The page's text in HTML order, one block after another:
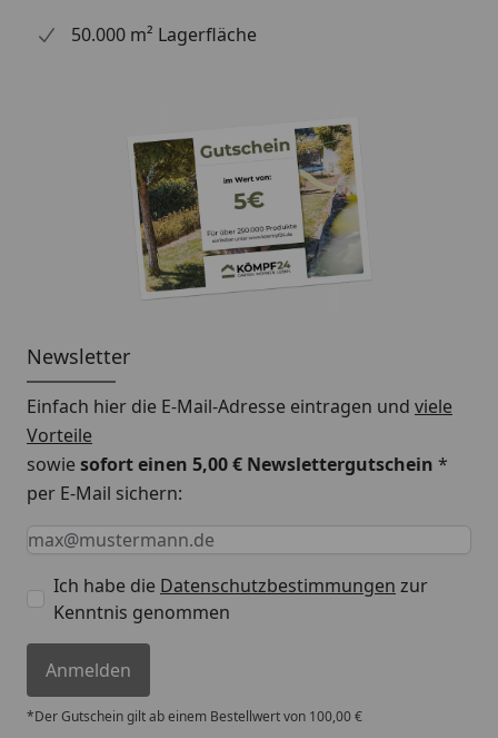
50.000 m² Lagerfläche
Newsletter
Einfach hier die E-Mail-Adresse eintragen und viele
Vorteile
sowiesofort einen 5,00 € Newslettergutschein *
per E-Mail sichern:
Keine Eingabe erforderlich
Eingabe erforderlich
E-Mail *
Ich habe die Datenschutzbestimmungen zur
Kenntnis genommen
Anmelden
*Der Gutschein gilt ab einem Bestellwert von 100,00 €